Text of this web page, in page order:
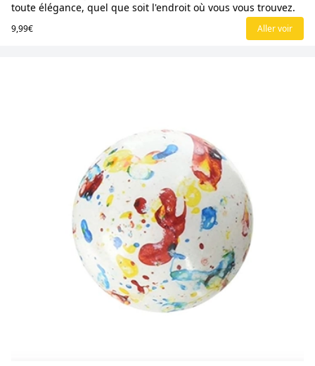
toute élégance, quel que soit l'endroit où vous vous trouvez.
9,99€ Aller voir